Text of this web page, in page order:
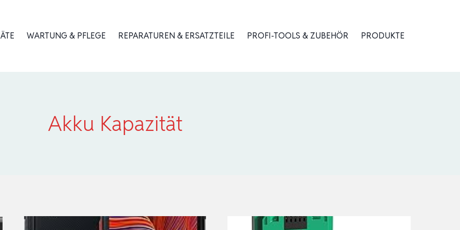
WARTUNG & PFLEGE REPARATUREN & ERSATZTEILE PROFI-TOOLS & ZUBEHÖR PRODUKTE
Akku Kapazität